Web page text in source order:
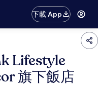
下載 App
Lifestyle
旗下飯店